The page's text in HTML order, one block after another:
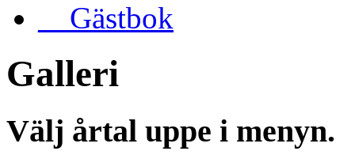
__Gästbok
Galleri
Välj årtal uppe i menyn.